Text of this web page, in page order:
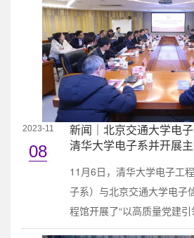
的精准物理建模得到，计算
大；其学习机制沿用人工神
算法，面向大规模光电神经
资....
2023-11
08
新闻｜北京交通大学电
清华大学电子系并开展
11月6日，清华大学电子工
子系）与北京交通大学电子
程馆开展了“以高质量党建
题的教育联学共建活动。北